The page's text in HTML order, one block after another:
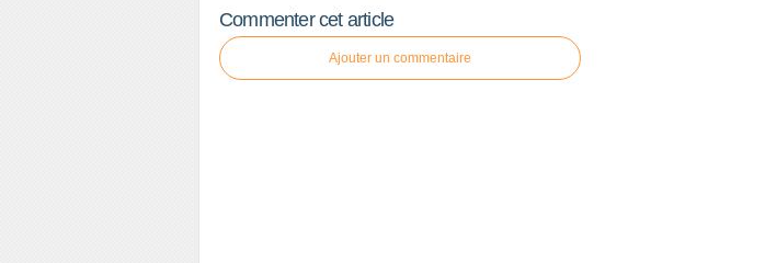
Commenter cet article
Ajouter un commentaire